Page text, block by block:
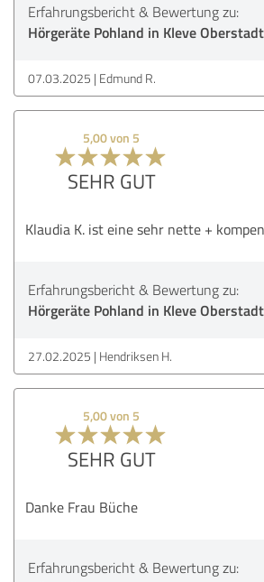
Erfahrungsbericht & Bewertung zu:
Hörgeräte Pohland in Kleve Oberstadt
07.03.2025 Edmund R.
5,00 von 5
SEHR GUT
Klaudia K. ist eine sehr nette +
Erfahrungsbericht & Bewertung zu:
Hörgeräte Pohland in Kleve Oberstadt
27.02.2025 Hendriksen H.
5,00 von 5
SEHR GUT
Danke Frau Büche
Erfahrungsbericht & Bewertung zu: